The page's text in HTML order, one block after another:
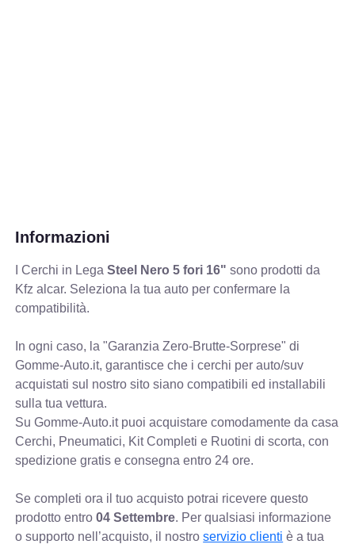
Informazioni
I Cerchi in LegaSteel Nero 5 fori 16" sono prodotti da
Kfz alcar. Seleziona la tua auto per confermare la
compatibilità.
In ogni caso, la "Garanzia Zero-Brutte-Sorprese" di
Gomme-Auto.it, garantisce che i cerchi per auto/suv
acquistati sul nostro sito siano compatibili ed installabili
sulla tua vettura.
Su Gomme-Auto.it puoi acquistare comodamente da casa
Cerchi, Pneumatici, Kit Completi e Ruotini di scorta, con
spedizione gratis e consegna entro 24 ore.
Se completi ora il tuo acquisto potrai ricevere questo
prodotto entro04 Settembre. Per qualsiasi informazione
o supporto nell’acquisto, il nostroservizio clienti è a tua